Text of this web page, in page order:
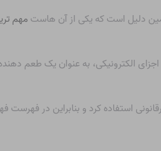
دلیل است که یکی از آن هاستمهم
الکترونیکی، به عنوان یک طعم دهنده
استفاده کرد و بنابراین در